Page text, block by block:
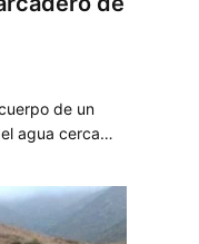
de un
agua cerca…